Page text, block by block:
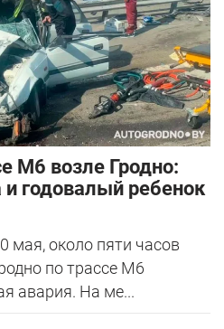
М6 возле Гродно:
годовалый ребенок
мая, около пяти часов
по трассе М6
авария. На ме...